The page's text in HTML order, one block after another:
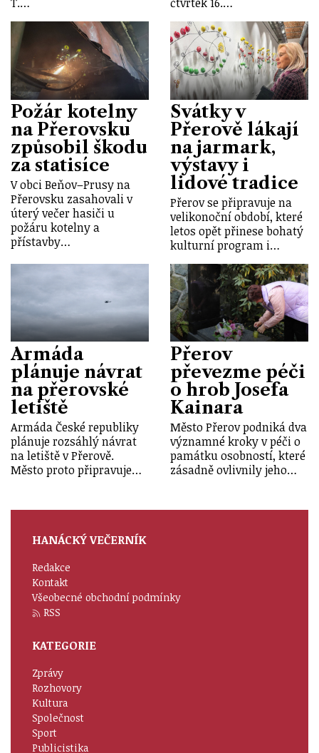
Požár kotelny
na Přerovsku
způsobil škodu
za statisíce
V obci Beňov–Prusy na
Přerovsku zasahovali v
úterý večer hasiči u
požáru kotelny a
přístavby…
Svátky v
Přerově lákají
na jarmark,
výstavy i
lidové tradice
Přerov se připravuje na
velikonoční období, které
letos opět přinese bohatý
kulturní program i…
Armáda
plánuje návrat
na přerovské
letiště
Armáda České republiky
plánuje rozsáhlý návrat
na letiště v Přerově.
Město proto připravuje…
Přerov
převezme péči
o hrob Josefa
Kainara
Město Přerov podniká dva
významné kroky v péči o
památku osobností, které
zásadně ovlivnily jeho…
HANÁCKÝ VEČERNÍK
Redakce
Kontakt
Všeobecné obchodní podmínky
RSS
KATEGORIE
Zprávy
Rozhovory
Kultura
Společnost
Sport
Publicistika